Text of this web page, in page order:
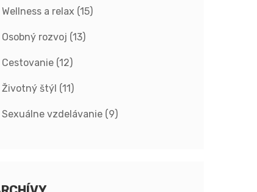
Wellness a relax (15)
Osobný rozvoj (13)
Cestovanie (12)
Životný štýl (11)
Sexuálne vzdelávanie (9)